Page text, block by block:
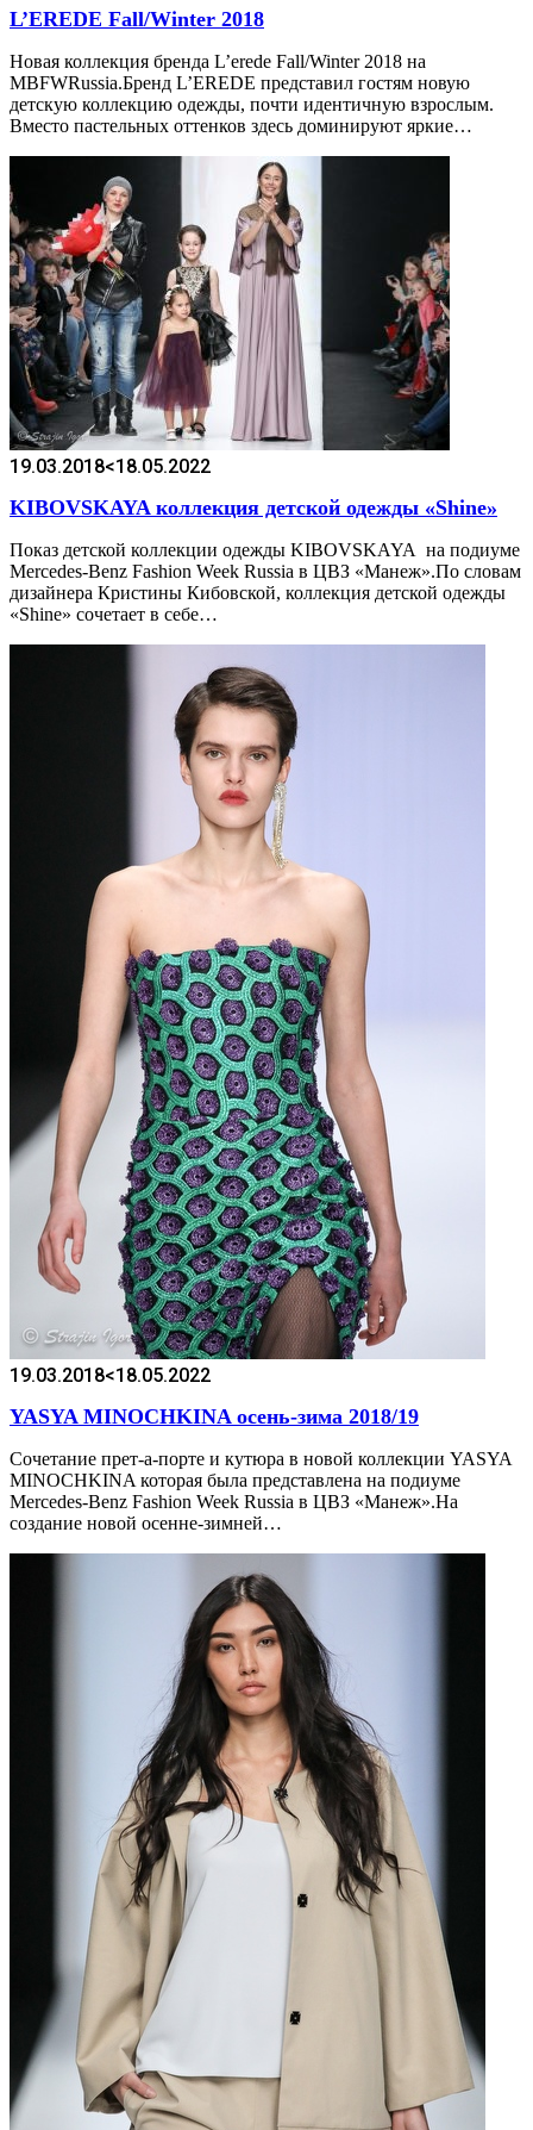
L’EREDE Fall/Winter 2018
Новая коллекция бренда L’erede Fall/Winter 2018 на
MBFWRussia.Бренд L’EREDE представил гостям новую
детскую коллекцию одежды, почти идентичную взрослым.
Вместо пастельных оттенков здесь доминируют яркие…
19.03.2018<18.05.2022
KIBOVSKAYA коллекция детской одежды «Shine»
Показ детской коллекции одежды KIBOVSKAYA на подиуме
Mercedes-Benz Fashion Week Russia в ЦВЗ «Манеж».По словам
дизайнера Кристины Кибовской, коллекция детской одежды
«Shine» сочетает в себе…
19.03.2018<18.05.2022
YASYA MINOCHKINA осень-зима 2018/19
Cочетание прет-а-порте и кутюра в новой коллекции YASYA
MINOCHKINA которая была представлена на подиуме
Mercedes-Benz Fashion Week Russia в ЦВЗ «Манеж».На
создание новой осенне-зимней…